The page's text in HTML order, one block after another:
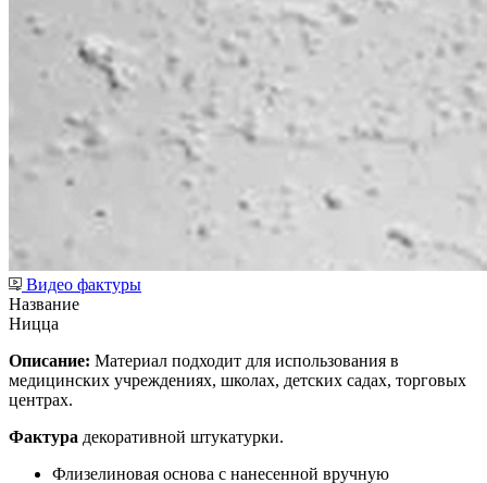
Видео фактуры
Название
Ницца
Описание: Материал подходит для использования в
медицинских учреждениях, школах, детских садах, торговых
центрах.
Фактура декоративной штукатурки.
Флизелиновая основа с нанесенной вручную